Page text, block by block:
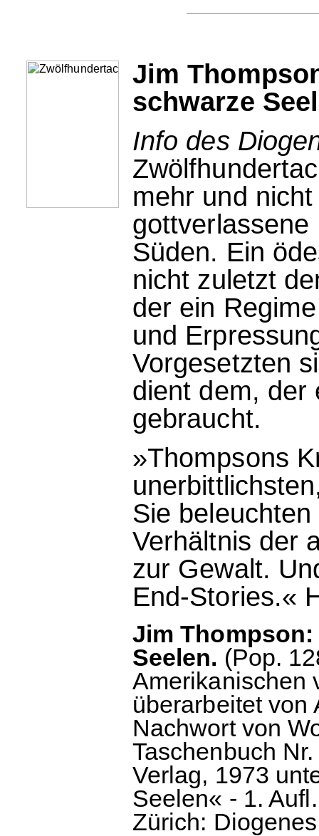
Jim
schwarze
Info des
mehr und
Süden. Ein
nicht zuletzt
der ein
und
Vorgesetzten
dient dem, der
gebraucht.
»Thompsons
Sie
Verhältnis der
zur Gewalt.
End-Stories.«
Jim
Seelen. (Pop.
Amerikanischen
überarbeitet von
Nachwort von
Taschenbuch
Verlag, 1973
Seelen« - 1.
Zürich: